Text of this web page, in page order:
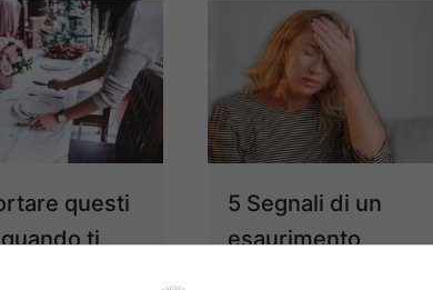
questi
ti
a cena:
5 Segnali di un
esaurimento